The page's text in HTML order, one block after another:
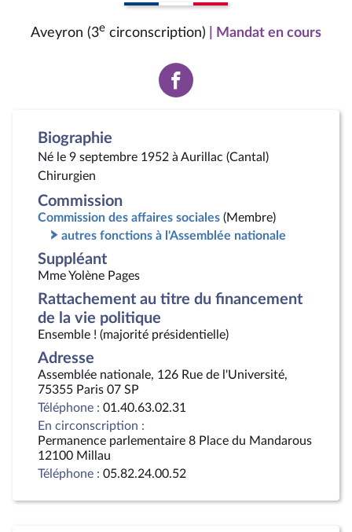
Aveyron (3e circonscription) | Mandat en cours
Voir
la
Biographie
Né le 9 septembre 1952 à Aurillac (Cantal)
Chirurgien
Commission
Commission des affaires sociales (Membre)
autres fonctions à l'Assemblée nationale
Suppléant
Mme Yolène Pages
Rattachement au titre du financement
de la vie politique
Ensemble ! (majorité présidentielle)
Adresse
Assemblée nationale, 126 Rue de l'Université,
75355 Paris 07 SP
Téléphone : 01.40.63.02.31
En circonscription :
Permanence parlementaire 8 Place du Mandarous
12100 Millau
Téléphone : 05.82.24.00.52